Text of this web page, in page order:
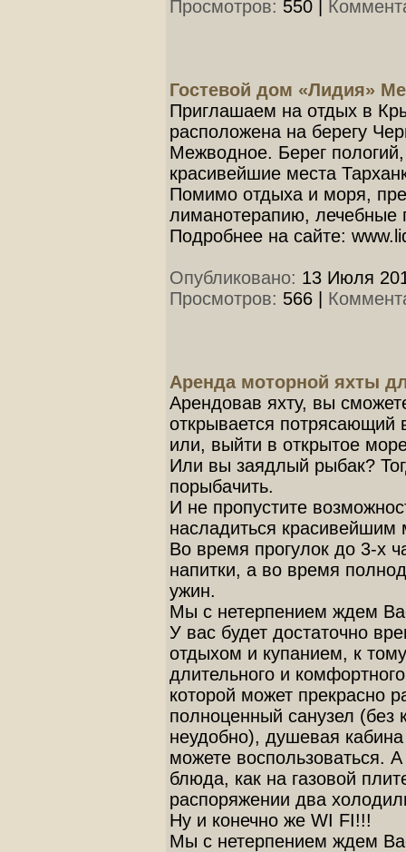
Просмотров: 550|
Гостевой дом «Лидия»
Приглашаем на отдых в
расположена на берегу
Межводное. Берег
красивейшие места
Помимо отдыха и моря,
лиманотерапию, лечебные
Подробнее на сайте:
Опубликовано: 13 Июля
Просмотров: 566|
Аренда моторной яхты
Арендовав яхту, вы
открывается
или, выйти в открытое
Или вы заядлый рыбак?
порыбачить.
И не пропустите
насладиться красивейшим
Во время прогулок до 3-х
напитки, а во время
ужин.
Мы с нетерпением ждем
У вас будет достаточно
отдыхом и купанием, к
длительного и
которой может прекрасно
полноценный санузел (без
неудобно), душевая
можете воспользоваться.
блюда, как на газовой
распоряжении два
Ну и конечно же WI FI!!!
Мы с нетерпением ждем